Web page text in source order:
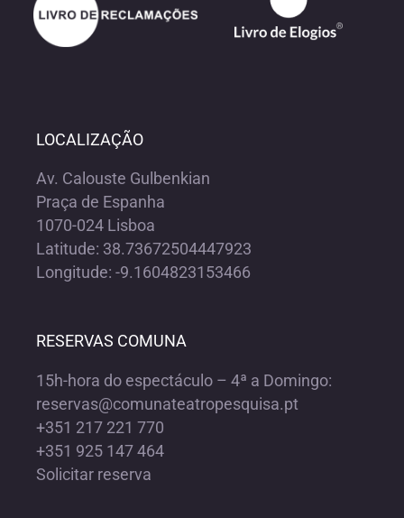
LOCALIZAÇÃO
Av. Calouste Gulbenkian
Praça de Espanha
1070-024 Lisboa
Latitude: 38.73672504447923
Longitude: -9.1604823153466
RESERVAS COMUNA
15h-hora do espectáculo – 4ª a Domingo:
reservas@comunateatropesquisa.pt
+351 217 221 770
+351 925 147 464
Solicitar reserva